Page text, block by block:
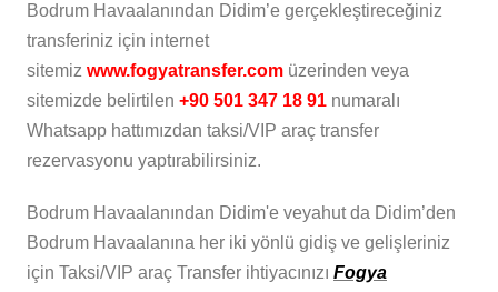
Bodrum Havaalanından Didim’e gerçekleştireceğiniz
transferiniz için internet
sitemiz www.fogyatransfer.com üzerinden veya
sitemizde belirtilen +90 501 347 18 91 numaralı
Whatsapp hattımızdan taksi/VIP araç transfer
rezervasyonu yaptırabilirsiniz.
Bodrum Havaalanından Didim'e veyahut da Didim’den
Bodrum Havaalanına her iki yönlü gidiş ve gelişleriniz
için Taksi/VIP araç Transfer ihtiyacınızı Fogya